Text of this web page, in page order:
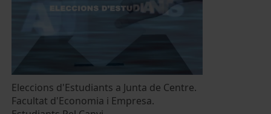
Eleccions d'Estudiants a Junta de Centre.
Facultat d'Economia i Empresa.